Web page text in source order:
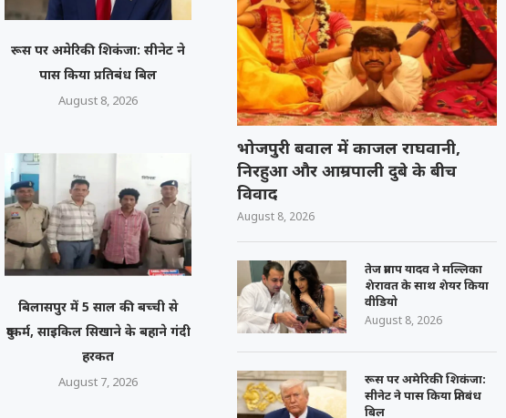
रूस पर अमेरिकी शिकंजा: सीनेट ने
पास किया प्रतिबंध बिल
August 8, 2026
बिलासपुर में 5 साल की बच्ची से
दुष्कर्म, साइकिल सिखाने के बहाने गंदी
हरकत
August 7, 2026
भोजपुरी बवाल में काजल राघवानी,
निरहुआ और आम्रपाली दुबे के बीच
विवाद
August 8, 2026
तेज प्रताप यादव ने मल्लिका
शेरावत के साथ शेयर किया
वीडियो
August 8, 2026
रूस पर अमेरिकी शिकंजा:
सीनेट ने पास किया प्रतिबंध
बिल